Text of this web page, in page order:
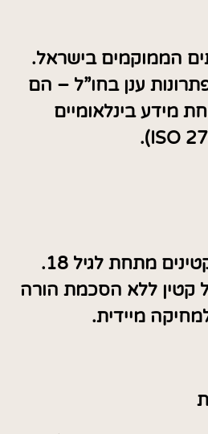
הממוקמים בישראל.
ענן בחו”ל – הם
מידע בינלאומיים
האתר אינו מיועד לקטינים מתחת לגיל 18.
קטין ללא הסכמת הורה
מיידית.